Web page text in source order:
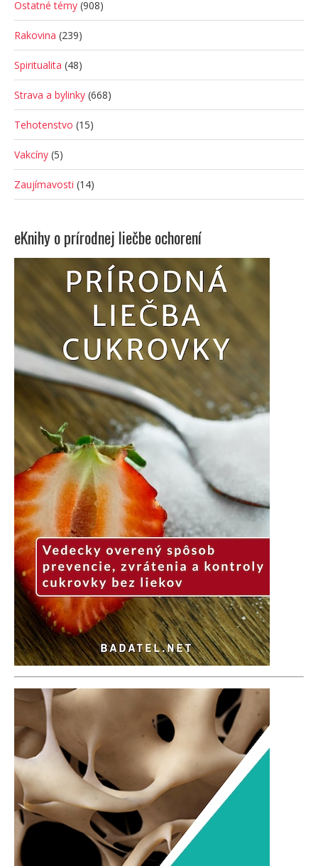
Ostatné témy (908)
Rakovina (239)
Spiritualita (48)
Strava a bylinky (668)
Tehotenstvo (15)
Vakcíny (5)
Zaujímavosti (14)
eKnihy o prírodnej liečbe ochorení